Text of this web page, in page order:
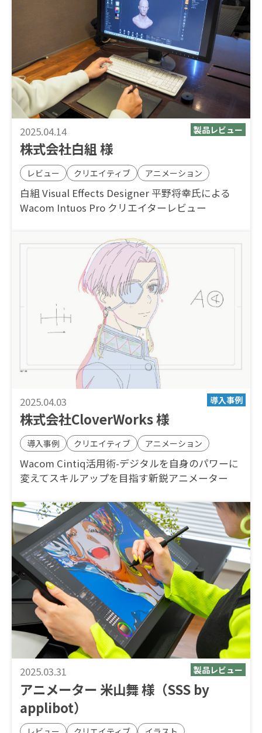
2025.04.14
株式会社白組 様
レビュー クリエイティブ アニメーション
白組 Visual Effects Designer 平野将幸氏による
Wacom Intuos Pro クリエイターレビュー
2025.04.03
株式会社CloverWorks 様
導入事例 クリエイティブ アニメーション
Wacom Cintiq活用術-デジタルを自身のパワーに
変えてスキルアップを目指す新鋭アニメーター
2025.03.31
アニメーター 米山舞 様（SSS by
applibot）